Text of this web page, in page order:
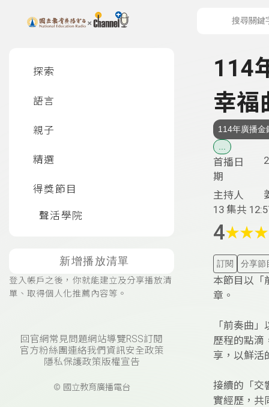
上方功能區塊
探索
語言
親子
精選
得獎節目
聲活學院
新增播放清單
登入帳戶之後，你就能建立及分享播放清
單、取得個人化推薦內容等。
回官網常見問題網站導覽RSS訂閱
官方粉絲團連絡我們 資訊安全政策
隱私保護政策版權宣告
© 國立教育廣播電台
114
幸福
114年廣播金
首播日
期
主持人
13 集共
4★★★
訂閱 分享節
本節目以「
章。
「前奏曲
歷程的點滴
享，以鮮活
接續的「交
實經歷，共